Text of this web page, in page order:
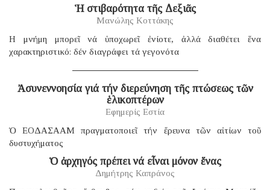
Ἡ στιβαρότητα τῆς Δεξιᾶς
Μανώλης Κοττάκης
H μνήμη μπορεῖ νά ὑποχωρεῖ ἐνίοτε, ἀλλά διαθέτει ἕνα
χαρακτηριστικό: δέν διαγράφει τά γεγονότα
Ἀσυνεννοησία γιά τήν διερεύνηση τῆς πτώσεως τῶν
ἑλικοπτέρων
Εφημερίς Εστία
Ὁ ΕΟΔΑΣΑΑΜ πραγματοποιεῖ τήν ἔρευνα τῶν αἰτίων τοῦ
δυστυχήματος
Ὁ ἀρχηγός πρέπει νά εἶναι μόνον ἕνας
Δημήτρης Καπράνος